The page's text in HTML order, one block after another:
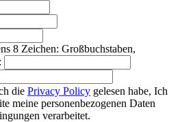
8 Zeichen: Großbuchstaben,
:
die Privacy Policy gelesen habe, Ich
meine personenbezogenen Daten
verarbeitet.